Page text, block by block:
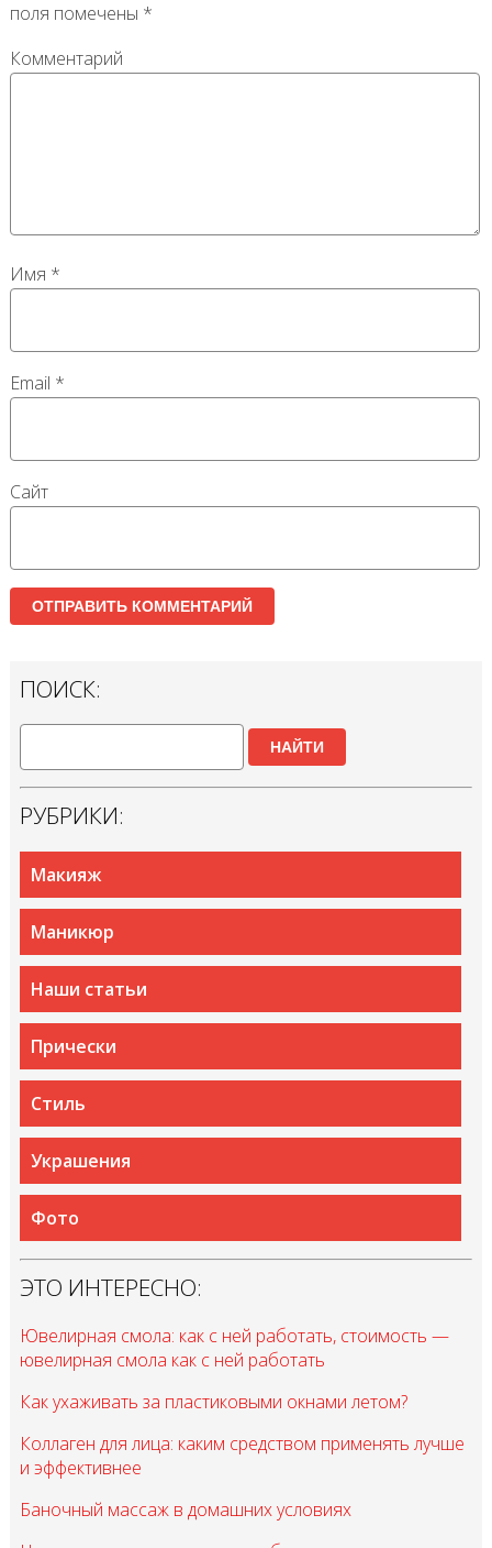
поля помечены *
Комментарий
Имя *
Email *
Сайт
ПОИСК:
НАЙТИ
РУБРИКИ:
Макияж
Маникюр
Наши статьи
Прически
Стиль
Украшения
Фото
ЭТО ИНТЕРЕСНО:
Ювелирная смола: как с ней работать, стоимость —
ювелирная смола как с ней работать
Как ухаживать за пластиковыми окнами летом?
Коллаген для лица: каким средством применять лучше
и эффективнее
Баночный массаж в домашних условиях